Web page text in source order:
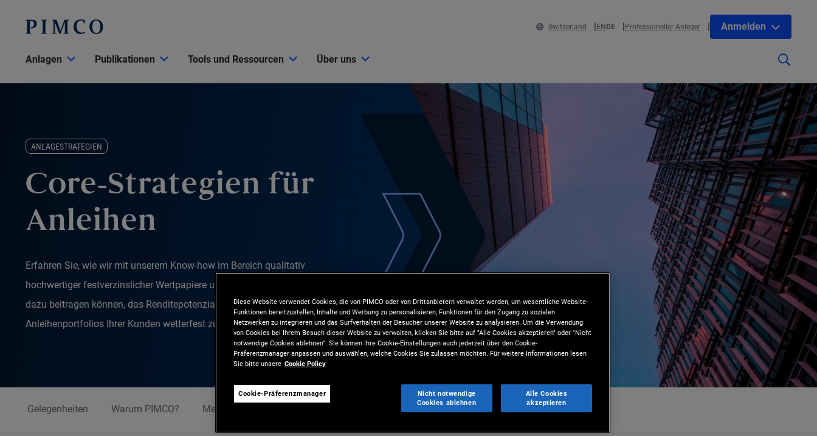
Switzerland ENDE Professioneller Anleger Anmelden
Anlagen Publikationen Tools und Ressourcen Über uns
ANLAGESTRATEGIEN
Core-Strategien für
Anleihen
Erfahren Sie, wie wir mit unserem Know-how im Bereich qualitativ
hochwertiger festverzinslicher Wertpapiere und mit aktivem Management
dazu beitragen können, das Renditepotenzial zu maximieren und die Core-
Anleihenportfolios Ihrer Kunden wetterfest zu machen.
Gelegenheiten Warum PIMCO? Mehr Wissenswertes
Diese Website verwendet Cookies, die von PIMCO oder von Drittanbietern verwaltet werden, um wesentliche Website-
Funktionen bereitzustellen, Inhalte und Werbung zu personalisieren, Funktionen für den Zugang zu sozialen
Netzwerken zu integrieren und das Surfverhalten der Besucher unserer Website zu analysieren. Um die Verwendung
von Cookies bei Ihrem Besuch dieser Website zu verwalten, klicken Sie bitte auf "Alle Cookies akzeptieren" oder "Nicht
notwendige Cookies ablehnen". Sie können Ihre Cookie-Einstellungen auch jederzeit über den Cookie-
Präferenzmanager anpassen und auswählen, welche Cookies Sie zulassen möchten. Für weitere Informationen lesen
Sie bitte unsere Cookie Policy
Cookie-Präferenzmanager
Nicht notwendige
Cookies ablehnen
Alle Cookies
akzeptieren